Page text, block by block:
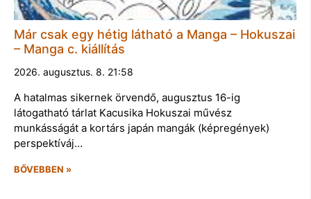
Már csak egy hétig látható a Manga – Hokuszai
– Manga c. kiállítás
2026. augusztus. 8. 21:58
A hatalmas sikernek örvendő, augusztus 16-ig
látogatható tárlat Kacusika Hokuszai művész
munkásságát a kortárs japán mangák (képregények)
perspektíváj…
BŐVEBBEN »